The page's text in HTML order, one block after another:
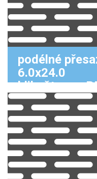
podélné
6.0x24.0
klikněte pro